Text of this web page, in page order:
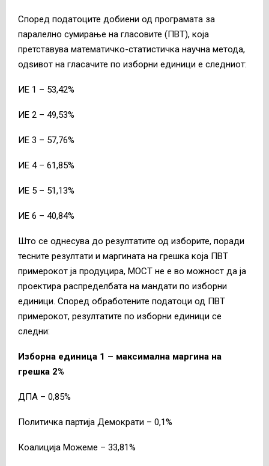
Според податоците добиени од програмата за
паралелно сумирање на гласовите (ПВТ), која
претставува математичко-статистичка научна метода,
одѕивот на гласачите по изборни единици е следниот:
ИЕ 1 – 53,42%
ИЕ 2 – 49,53%
ИЕ 3 – 57,76%
ИЕ 4 – 61,85%
ИЕ 5 – 51,13%
ИЕ 6 – 40,84%
Што се однесува до резултатите од изборите, поради
тесните резултати и маргината на грешка која ПВТ
примерокот ја продуцира, МОСТ не е во можност да ја
проектира распределбата на мандати по изборни
единици. Според обработените податоци од ПВТ
примерокот, резултатите по изборни единици се
следни:
Изборна единица 1 – максимална маргина на
грешка 2%
ДПА – 0,85%
Политичка партија Демократи – 0,1%
Коалиција Можеме – 33,81%